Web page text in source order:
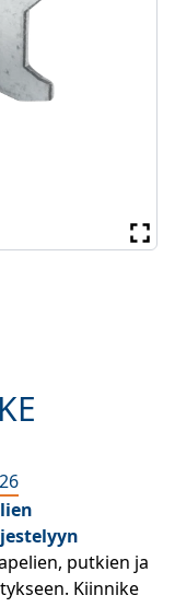
putkien ja
Kiinnike